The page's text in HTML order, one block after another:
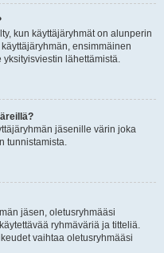
kun käyttäjäryhmät on alunperin
ensimmäinen
lähettämistä.
jäsenille värin joka
tunnistamista.
jäsen, oletusryhmääsi
ryhmäväriä ja titteliä.
vaihtaa oletusryhmääsi